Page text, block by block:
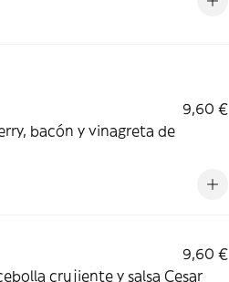
9,60 €
bacón y vinagreta de
9,60 €
crujiente y salsa Cesar